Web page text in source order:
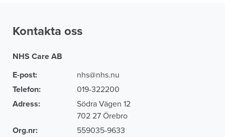
Kontakta oss
NHS Care AB
E-post:
nhs@nhs.nu
Telefon:
019-322200
Adress:
Södra Vägen 12
702 27 Örebro
Org.nr:
559035-9633